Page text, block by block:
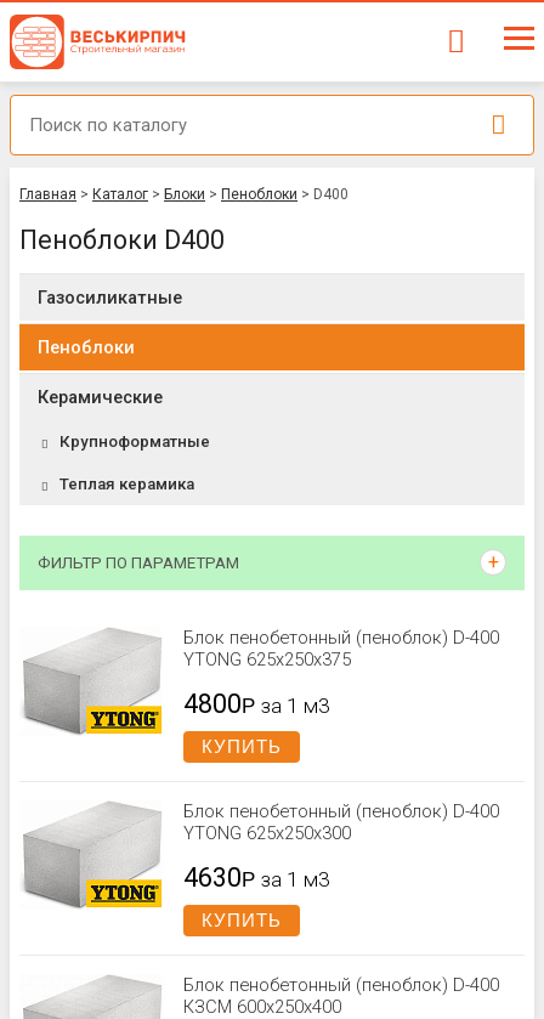
Главная > Каталог > Блоки > Пеноблоки > D400
Пеноблоки D400
Газосиликатные
Пеноблоки
Керамические
Крупноформатные
Теплая керамика
ФИЛЬТР ПО ПАРАМЕТРАМ
Блок пенобетонный (пеноблок) D-400
YTONG 625х250х375
4800Р за 1 м3
КУПИТЬ
Блок пенобетонный (пеноблок) D-400
YTONG 625х250х300
4630Р за 1 м3
КУПИТЬ
Блок пенобетонный (пеноблок) D-400
КЗСМ 600x250x400